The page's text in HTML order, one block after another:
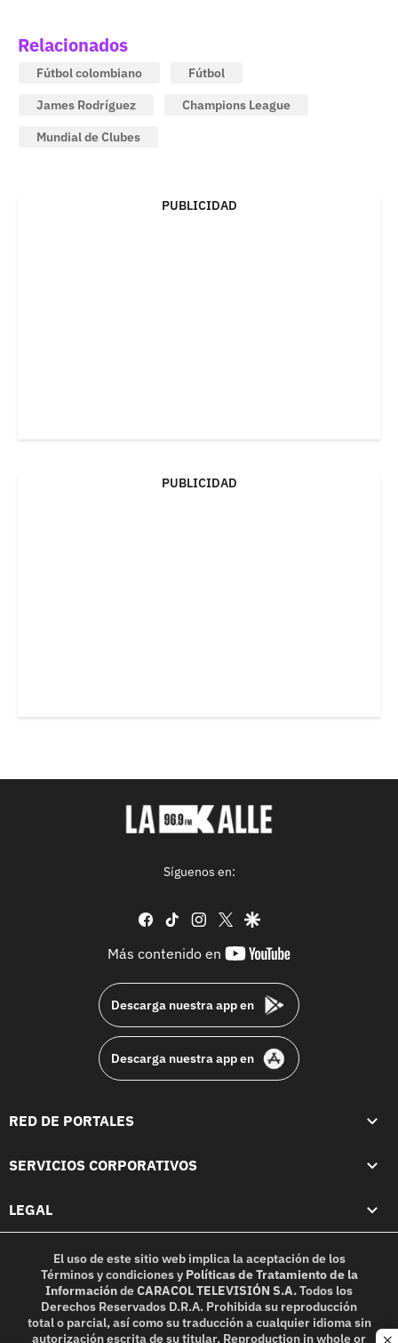
Relacionados
Fútbol colombiano
Fútbol
James Rodríguez
Champions League
Mundial de Clubes
PUBLICIDAD
PUBLICIDAD
Síguenos en:
facebook
tiktok instagram
twittergoogle
Más contenido en
youtube-
Descarga nuestra app en
Descarga nuestra app en
RED DE PORTALES
SERVICIOS CORPORATIVOS
LEGAL
El uso de este sitio web implica la aceptación de los
Términos y condicionesy Políticas de Tratamiento de la
InformacióndeCARACOL TELEVISIÓN S.A.Todos los
Derechos Reservados D.R.A. Prohibida su reproducción
total o parcial, así como su traducción a cualquier idioma sin
autorización escrita de su titular. Reproduction in whole or